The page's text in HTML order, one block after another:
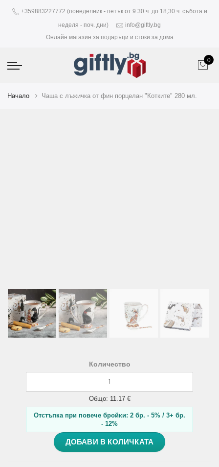
+359883227772 (понеделник - петък от 9.30 ч. до 18,30 ч. събота и
неделя - поч. дни)
info@giftly.bg
Онлайн магазин за подаръци и стоки за дома
0
Начало Чаша с лъжичка от фин порцелан "Котките" 280 мл.
Количество
Общо: 11.17 €
Отстъпка при повече бройки: 2 бр. - 5% / 3+ бр.
- 12%
ДОБАВИ В КОЛИЧКАТА